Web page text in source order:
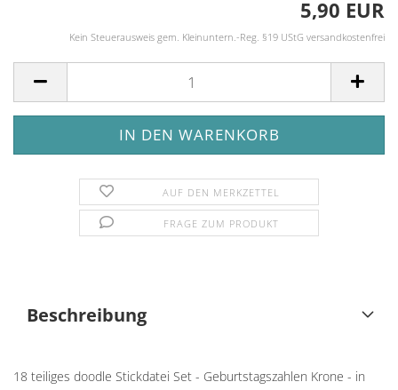
5,90 EUR
Kein Steuerausweis gem. Kleinuntern.-Reg. §19 UStG versandkostenfrei
AUF DEN MERKZETTEL
FRAGE ZUM PRODUKT
Beschreibung
18 teiliges doodle Stickdatei Set - Geburtstagszahlen Krone - in